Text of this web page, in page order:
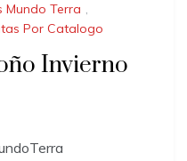
Mundo Terra ,
Por Catalogo
Invierno